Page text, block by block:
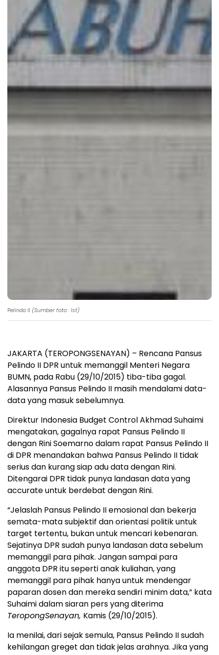
Pelindo II (Sumber foto : Ist)
JAKARTA (TEROPONGSENAYAN) – Rencana Pansus
Pelindo II DPR untuk memanggil Menteri Negara
BUMN, pada Rabu (29/10/2015) tiba-tiba gagal.
Alasannya Pansus Pelindo II masih mendalami data-
data yang masuk sebelumnya.
Direktur Indonesia Budget Control Akhmad Suhaimi
mengatakan, gagalnya rapat Pansus Pelindo II
dengan Rini Soemarno dalam rapat Pansus Pelindo II
di DPR menandakan bahwa Pansus Pelindo II tidak
serius dan kurang siap adu data dengan Rini.
Ditengarai DPR tidak punya landasan data yang
accurate untuk berdebat dengan Rini.
“Jelaslah Pansus Pelindo II emosional dan bekerja
semata-mata subjektif dan orientasi politik untuk
target tertentu, bukan untuk mencari kebenaran.
Sejatinya DPR sudah punya landasan data sebelum
memanggil para pihak. Jangan sampai para
anggota DPR itu seperti anak kuliahan, yang
memanggil para pihak hanya untuk mendengar
paparan dosen dan mereka sendiri minim data,” kata
Suhaimi dalam siaran pers yang diterima
TeropongSenayan, Kamis (29/10/2015).
Ia menilai, dari sejak semula, Pansus Pelindo II sudah
kehilangan greget dan tidak jelas arahnya. Jika yang